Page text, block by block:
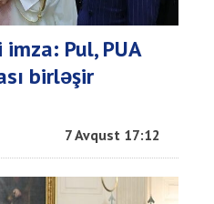
Pul, PUA
birləşir
7 Avqust 17:12